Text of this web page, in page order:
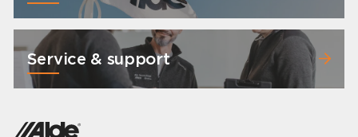
Service & support